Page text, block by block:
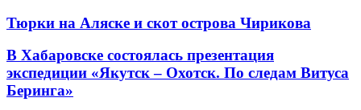
Тюрки на Аляске и скот острова Чирикова
В Хабаровске состоялась презентация
экспедиции «Якутск – Охотск. По следам Витуса
Беринга»